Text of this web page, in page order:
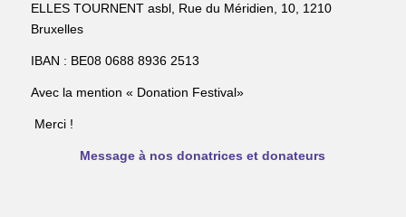
ELLES TOURNENT asbl, Rue du Méridien, 10, 1210
Bruxelles
IBAN : BE08 0688 8936 2513
Avec la mention « Donation Festival»
Merci !
Message à nos donatrices et donateurs